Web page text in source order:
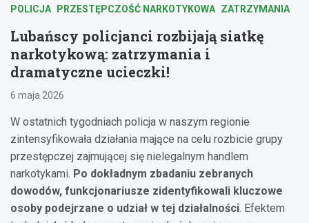
POLICJA PRZESTĘPCZOŚĆ NARKOTYKOWA ZATRZYMANIA
Lubańscy policjanci rozbijają siatkę
narkotykową: zatrzymania i
dramatyczne ucieczki!
6 maja 2026
W ostatnich tygodniach policja w naszym regionie
zintensyfikowała działania mające na celu rozbicie grupy
przestępczej zajmującej się nielegalnym handlem
narkotykami. Po dokładnym zbadaniu zebranych
dowodów, funkcjonariusze zidentyfikowali kluczowe
osoby podejrzane o udział w tej działalności. Efektem